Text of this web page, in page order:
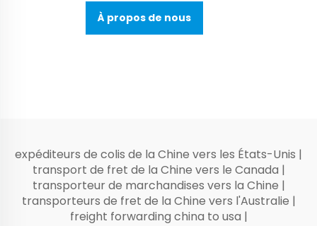
À propos de nous
expéditeurs de colis de la Chine vers les États-Unis |
transport de fret de la Chine vers le Canada |
transporteur de marchandises vers la Chine |
transporteurs de fret de la Chine vers l'Australie |
freight forwarding china to usa |